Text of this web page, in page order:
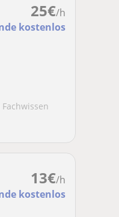
25€/h
kostenlos
13€/h
kostenlos